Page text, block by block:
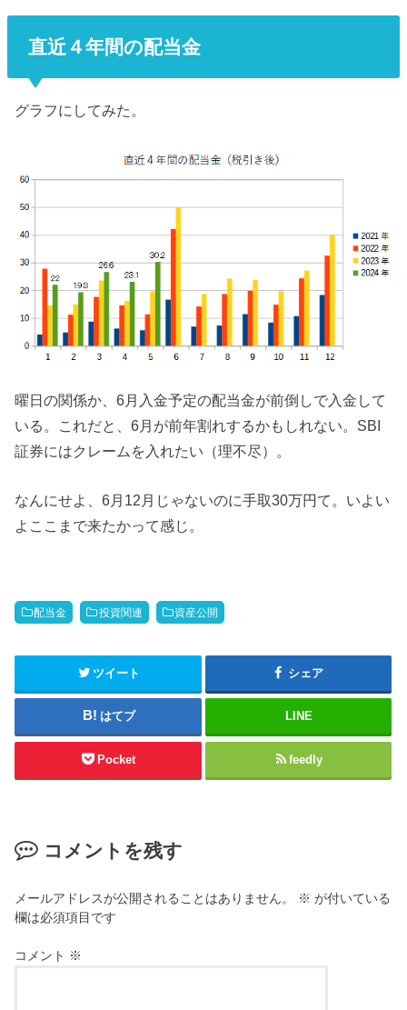
直近４年間の配当金
グラフにしてみた。
曜日の関係か、6月入金予定の配当金が前倒しで入金して
いる。これだと、6月が前年割れするかもしれない。SBI
証券にはクレームを入れたい（理不尽）。
なんにせよ、6月12月じゃないのに手取30万円て。いよい
よここまで来たかって感じ。
配当金 投資関連 資産公開
ツイート シェア
はてブ LINE
Pocket feedly
コメントを残す
メールアドレスが公開されることはありません。 ※ が付いている
欄は必須項目です
コメント ※